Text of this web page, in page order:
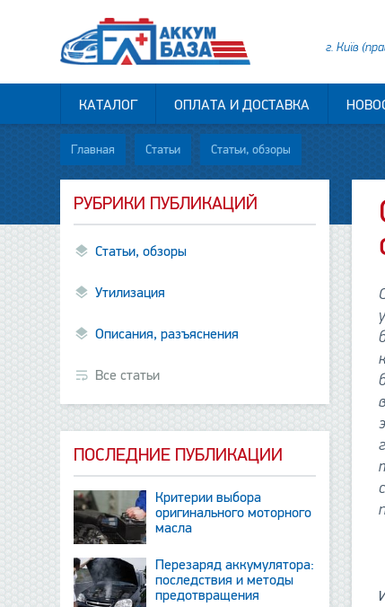
г. Київ
КАТАЛОГ ОПЛАТА И ДОСТАВКА
Главная Статьи Статьи, обзоры
РУБРИКИ ПУБЛИКАЦИЙ
Статьи, обзоры
Утилизация
Описания, разъяснения
Все статьи
ПОСЛЕДНИЕ ПУБЛИКАЦИИ
Критерии выбора
оригинального моторного
масла
Перезаряд аккумулятора:
последствия и методы
предотвращения